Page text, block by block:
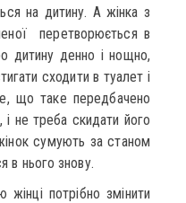
на дитину. А жінка з
перетворюється в
дитину денно і нощно,
сходити в туалет і
що таке передбачено
не треба скидати його
сумують за станом
в нього знову.
потрібно змінити